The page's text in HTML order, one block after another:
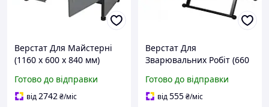
Верстат Для Майстерні
(1160 х 600 х 840 мм)
58455
Готово до відправки
від2742₴/міс
Верстат Для
Зварювальних Робіт (660
08950
Готово до відправки
від555₴/міс